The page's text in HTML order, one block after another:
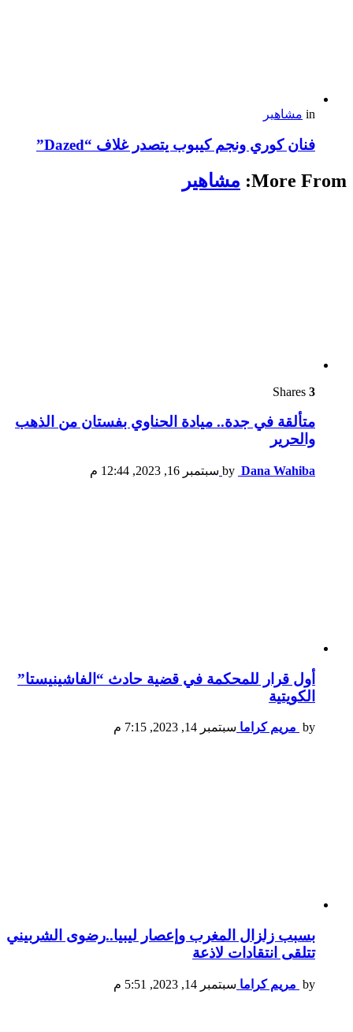
in مشاهير
فنان كوري ونجم كيبوب يتصدر غلاف “Dazed”
More From: مشاهير
3
متألقة في جدة.. ميادة الحناوي بفستان من الذهب
والحرير
by Dana Wahiba سبتمبر 16, 2023, 12:44 م
أول قرار للمحكمة في قضية حادث “الفاشينيستا”
الكويتية
by مريم كراما سبتمبر 14, 2023, 7:15 م
بسبب زلزال المغرب وإعصار ليبيا..رضوى الشربيني
تتلقى انتقادات لاذعة
by مريم كراما سبتمبر 14, 2023, 5:51 م